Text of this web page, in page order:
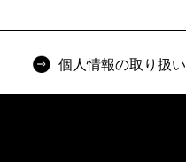
個人情報の取り扱い